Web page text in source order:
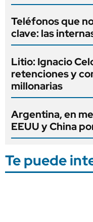
Teléfonos que
clave: las
Litio: Ignacio
retenciones y
millonarias
Argentina, en
EEUU y China
Te puede